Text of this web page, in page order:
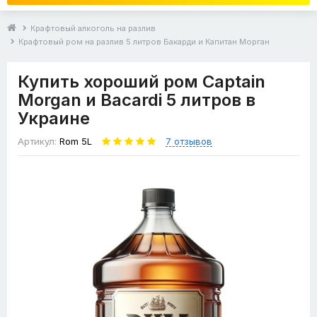
Крафтовый алкоголь на разлив
Крафтовый ром на разлив 5 литров Бакарди и Капитан Морган
Купить хороший ром Captain
Morgan и Bacardi 5 литров в
Украине
Артикул: Rom 5L 7 отзывов